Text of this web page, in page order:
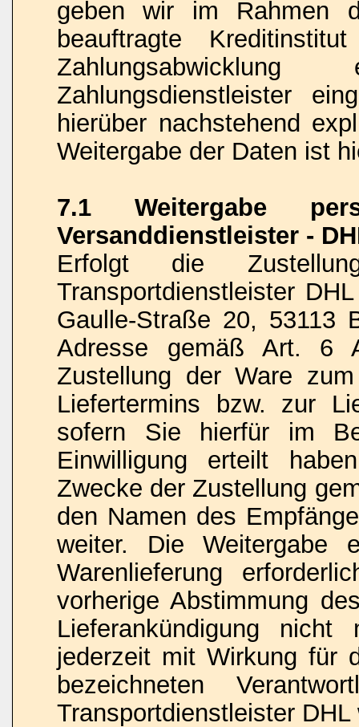
geben wir im Rahmen
beauftragte
Zahlungsdienstleister
hierüber nachstehend
Weitergabe der Daten ist
7.1 Weitergabe
Versanddienstleister -
Erfolgt die
Transportdienstleister
Gaulle-Straße 20, 53113
Adresse gemäß Art.
Zustellung der Ware
Liefertermins bzw. zur
sofern Sie hierfür im
Einwilligung erteilt
Zwecke der Zustellung
den Namen des
weiter. Die Weitergabe
Warenlieferung
vorherige Abstimmung
Lieferankündigung
jederzeit mit Wirkung für
bezeichneten
Transportdienstleister